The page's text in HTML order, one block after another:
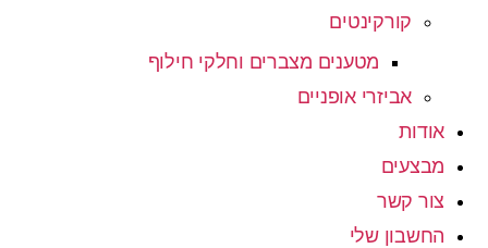
קורקינטים
מטענים מצברים וחלקי חילוף
אביזרי אופניים
אודות
מבצעים
צור קשר
החשבון שלי